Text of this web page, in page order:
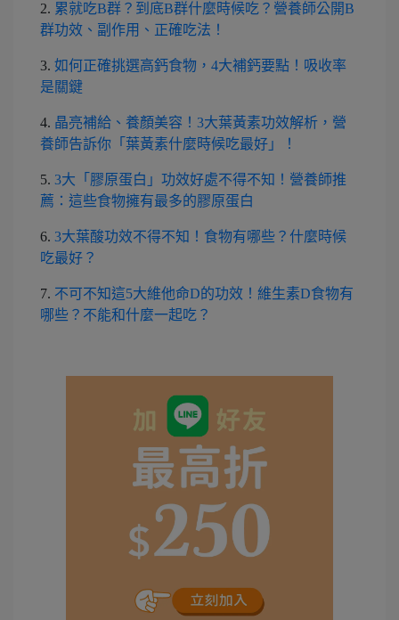
2. 累就吃B群？到底B群什麼時候吃？營養師公開B
群功效、副作用、正確吃法！
3. 如何正確挑選高鈣食物，4大補鈣要點！吸收率
是關鍵
4. 晶亮補給、養顏美容！3大葉黃素功效解析，營
養師告訴你「葉黃素什麼時候吃最好」！
5. 3大「膠原蛋白」功效好處不得不知！營養師推
薦：這些食物擁有最多的膠原蛋白
6. 3大葉酸功效不得不知！食物有哪些？什麼時候
吃最好？
7. 不可不知這5大維他命D的功效！維生素D食物有
哪些？不能和什麼一起吃？